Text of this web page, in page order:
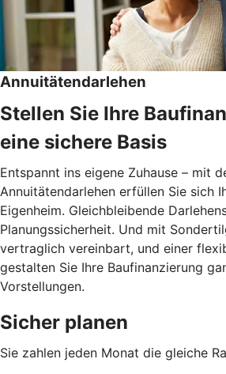
Annuitätendarlehen
Stellen Sie Ihre
eine sichere Basis
Entspannt ins eigene Zuhause – mit
Annuitätendarlehen erfüllen Sie sich
Eigenheim. Gleichbleibende
Planungssicherheit. Und mit
vertraglich vereinbart, und einer
gestalten Sie Ihre Baufinanzierung
Vorstellungen.
Sicher planen
Sie zahlen jeden Monat die gleiche